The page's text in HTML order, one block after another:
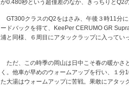
が0.480秒という超僅差のなか、きっちりとQ2
GT300クラスのQ2をはさみ、午後３時11分
ードバックを得て、KeePer CERUMO GR
浦と同様、６周目にアタックラップに入っていっ
ただ、この時季の岡山は日中こそ春の暖かさ
く。他車が早めのウォームアップを行い、１
た大湯はウォームアップに苦戦。果敢にアタ